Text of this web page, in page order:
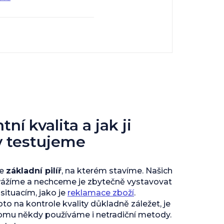
kvalita a jak ji
testujeme
základní pilíř, na kterém stavíme. Našich
a nechceme je zbytečně vystavovat
jako je reklamace zboží.
na kontrole kvality důkladně záležet, je
někdy používáme i netradiční metody.